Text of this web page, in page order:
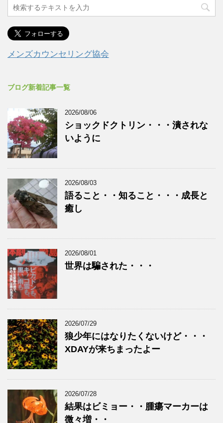
メンズカウンセリング協会
ブログ新着記事一覧
2026/08/06
ショックドクトリン・・・潰されな
いように
2026/08/03
語ること・・知ること・・・成長と
癒し
2026/08/01
世界は騙された・・・
2026/07/29
狼少年にはなりたくないけど・・・
XDAYが来ちまったよー
2026/07/28
結果はビミョー・・腫瘍マーカーは
微々増・・